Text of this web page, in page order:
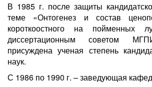
В 1985 г. после защиты
теме «Онтогенез и состав
короткоостного на пойменных
диссертационным советом
присуждена ученая степень
наук.
С 1986 по 1990 г. – заведующая